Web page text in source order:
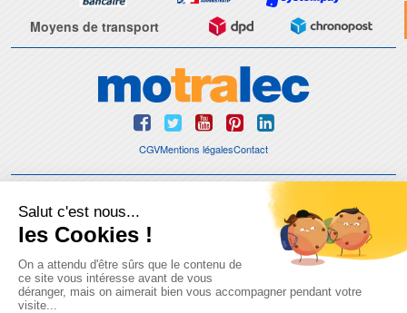
Moyens de transport
CGVMentions légalesContact
Alphalives Multimédia